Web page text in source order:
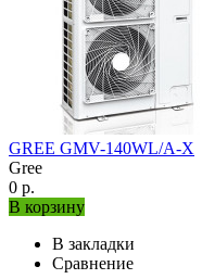
GREE GMV-140WL/A-X
Gree
0 р.
В корзину
В закладки
Сравнение